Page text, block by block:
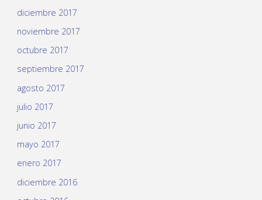
diciembre 2017
noviembre 2017
octubre 2017
septiembre 2017
agosto 2017
julio 2017
junio 2017
mayo 2017
enero 2017
diciembre 2016